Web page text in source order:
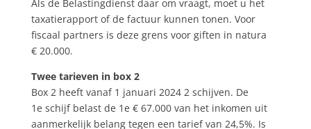
Als de Belastingdienst daar om vraagt, moet u het
taxatierapport of de factuur kunnen tonen. Voor
fiscaal partners is deze grens voor giften in natura
€ 20.000.
Twee tarieven in box 2
Box 2 heeft vanaf 1 januari 2024 2 schijven. De
1e schijf belast de 1e € 67.000 van het inkomen uit
aanmerkelijk belang tegen een tarief van 24,5%. Is